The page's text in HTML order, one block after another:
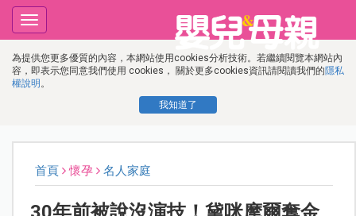
為提供您更多優質的內容，本網站使用cookies分析技術。若繼續閱覽本網站內
容，即表示您同意我們使用 cookies， 關於更多cookies資訊請閱讀我們的隱私
權說明 。
我知道了
Toggle
navigation
首頁 懷孕 名人家庭